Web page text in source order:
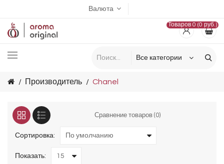
Валюта
Товаров 0 (0 руб.)
Производитель Chanel
Сравнение товаров (0)
Сортировка:
Показать: